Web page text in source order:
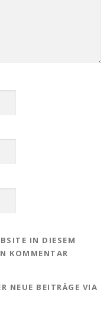
IN DIESEM
KOMMENTAR
NEUE BEITRÄGE VIA